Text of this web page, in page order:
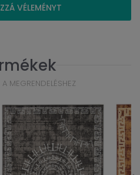
VÉLEMÉNYT
MEGRENDELÉSHEZ